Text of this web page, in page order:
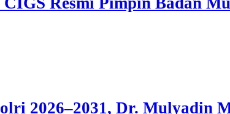
2026–2031, Dr. Mulyadin